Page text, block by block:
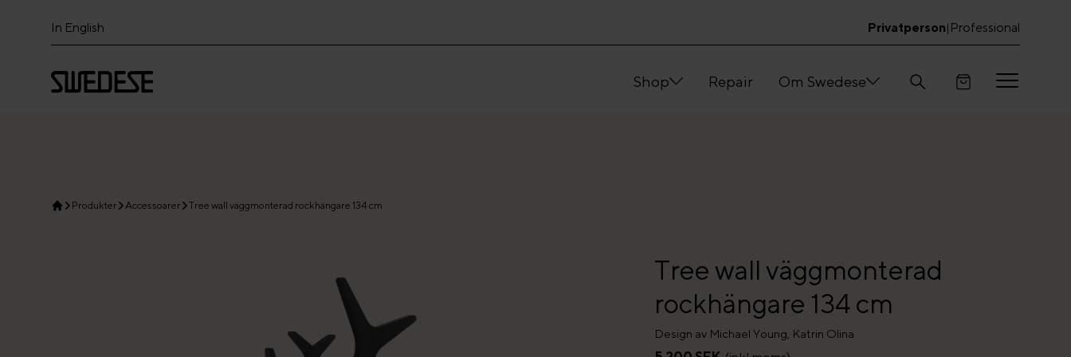
In English Privatperson| Professional
Shop Repair Om Swedese
Produkter Accessoarer Tree wall väggmonterad rockhängare 134 cm
Tree wall väggmonterad
rockhängare 134 cm
Design av Michael Young, Katrin Olina